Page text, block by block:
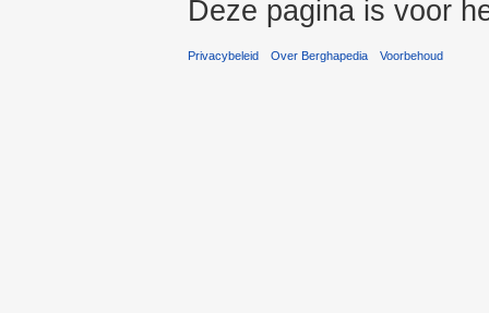
Deze pagina is voor
Privacybeleid Over Berghapedia Voorbehoud